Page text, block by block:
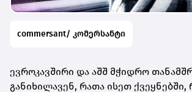
commersant/ კომერსანტი
ევროკავშირი და აშშ მჭიდრო
განიხილავენ, რათა ისეთ